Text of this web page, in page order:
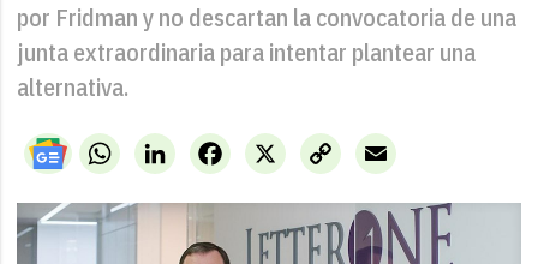
por Fridman y no descartan la convocatoria de una
junta extraordinaria para intentar plantear una
alternativa.
WhatsAppLinkedIn X
Facebook
Copy
Link
Email